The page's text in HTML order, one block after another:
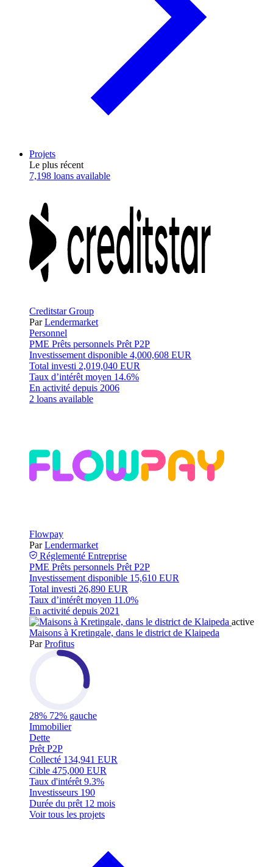
Projets
Le plus récent
7,198 loans available
Creditstar Group
ParLendermarket
Personnel
PME Prêts personnels Prêt P2P
Investissement disponible 4,000,608 EUR
Total investi 2,019,040 EUR
Taux d’intérêt moyen 14.6%
En activité depuis 2006
2 loans available
Flowpay
ParLendermarket
Réglementé Entreprise
PME Prêts personnels Prêt P2P
Investissement disponible 15,610 EUR
Total investi 26,890 EUR
Taux d’intérêt moyen 11.0%
En activité depuis 2021
active
Maisons à Kretingale, dans le district de Klaipeda
ParProfitus
28% 72% gauche
Immobilier
Dette
Prêt P2P
Collecté 134,941 EUR
Cible 475,000 EUR
Taux d'intérêt 9.3%
Investisseurs 190
Durée du prêt 12 mois
Voir tous les projets